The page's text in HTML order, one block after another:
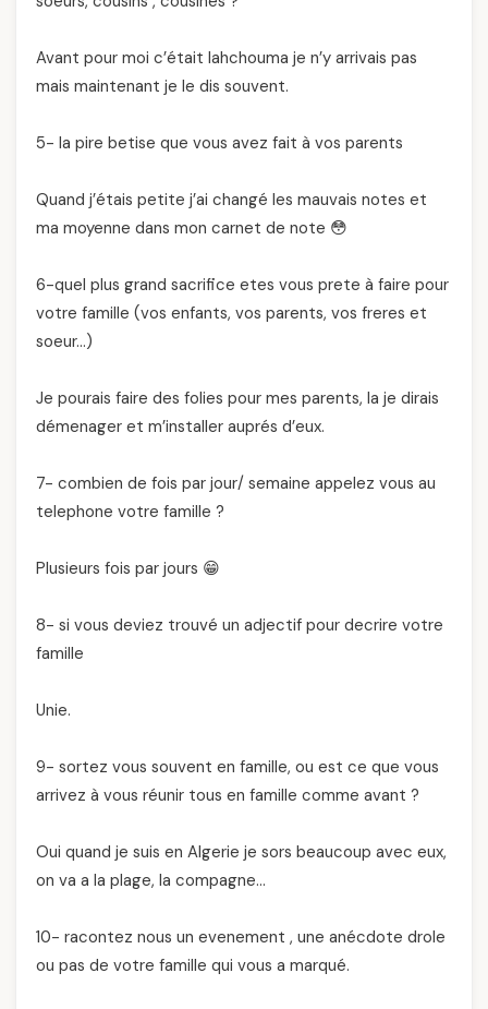
Avant pour moi c’était lahchouma je n’y arrivais pas
mais maintenant je le dis souvent.
5- la pire betise que vous avez fait à vos parents
Quand j’étais petite j’ai changé les mauvais notes et
ma moyenne dans mon carnet de note 😳
6-quel plus grand sacrifice etes vous prete à faire pour
votre famille (vos enfants, vos parents, vos freres et
soeur…)
Je pourais faire des folies pour mes parents, la je dirais
démenager et m’installer auprés d’eux.
7- combien de fois par jour/ semaine appelez vous au
telephone votre famille ?
Plusieurs fois par jours 😁
8- si vous deviez trouvé un adjectif pour decrire votre
famille
Unie.
9- sortez vous souvent en famille, ou est ce que vous
arrivez à vous réunir tous en famille comme avant ?
Oui quand je suis en Algerie je sors beaucoup avec eux,
on va a la plage, la compagne…
10- racontez nous un evenement , une anécdote drole
ou pas de votre famille qui vous a marqué.